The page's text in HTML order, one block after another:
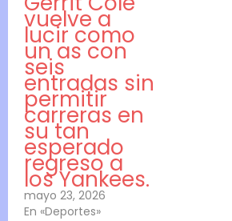
vuelve a
lucir como
un as con
seis
entradas sin
permitir
carreras en
su tan
esperado
regreso a
los Yankees.
mayo 23, 2026
En «Deportes»